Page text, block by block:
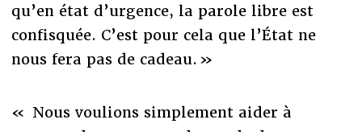
qu’en état d’urgence, la parole libre est
confisquée. C’est pour cela que l’État ne
nous fera pas de cadeau. »
« Nous voulions simplement aider à